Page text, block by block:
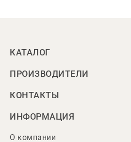
КАТАЛОГ
ПРОИЗВОДИТЕЛИ
КОНТАКТЫ
ИНФОРМАЦИЯ
О компании